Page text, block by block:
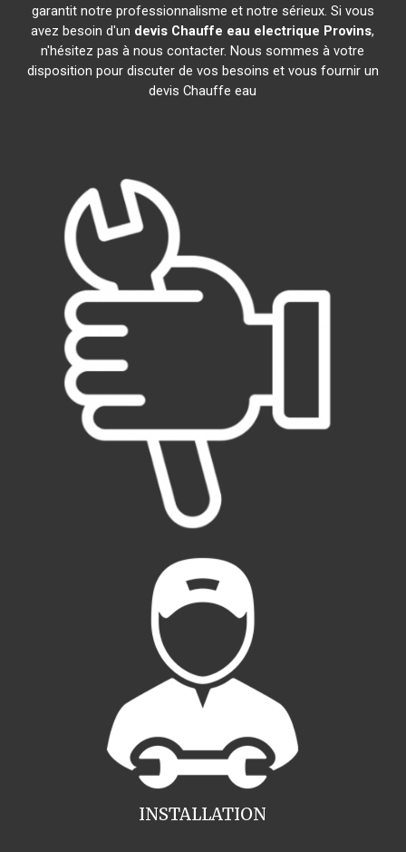
garantit notre professionnalisme et notre sérieux. Si vous
avez besoin d'un devis Chauffe eau electrique Provins,
n'hésitez pas à nous contacter. Nous sommes à votre
disposition pour discuter de vos besoins et vous fournir un
devis Chauffe eau
INSTALLATION